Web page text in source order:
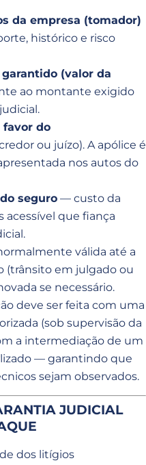
da empresa (tomador)
histórico e risco
(valor da
ao montante exigido
favor do
ou juízo). A apólice é
nos autos do
seguro — custo da
acessível que fiança
válida até a
(trânsito em julgado ou
se necessário.
deve ser feita com uma
(sob supervisão da
a intermediação de um
— garantindo que
sejam observados.
JUDICIAL
dos litígios